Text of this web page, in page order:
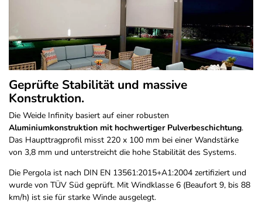
Geprüfte Stabilität und massive
Konstruktion.
Die Weide Infinity basiert auf einer robusten
Aluminiumkonstruktion mit hochwertiger Pulverbeschichtung.
Das Haupttragprofil misst 220 x 100 mm bei einer Wandstärke
von 3,8 mm und unterstreicht die hohe Stabilität des Systems.
Die Pergola ist nach DIN EN 13561:2015+A1:2004 zertifiziert und
wurde von TÜV Süd geprüft. Mit Windklasse 6 (Beaufort 9, bis 88
km/h) ist sie für starke Winde ausgelegt.